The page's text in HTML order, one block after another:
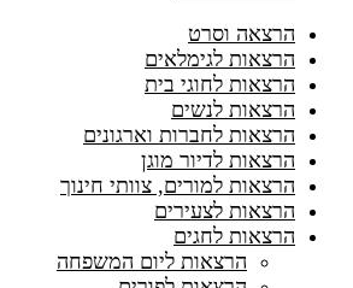
הרצאה וסרט
הרצאות לגימלאים
הרצאות לחוגי בית
הרצאות לנשים
הרצאות לחברות וארגונים
הרצאות לדיור מוגן
הרצאות למורים, צוותי חינוך
הרצאות לצעירים
הרצאות לחגים
הרצאות ליום המשפחה